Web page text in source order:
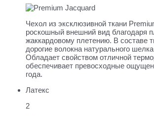
Чехол из эксклюзивной ткани
роскошный внешний вид благодаря
жаккардовому плетению. В составе
дорогие волокна натурального
Обладает свойством отличной
обеспечивает превосходные
года.
Латекс
2